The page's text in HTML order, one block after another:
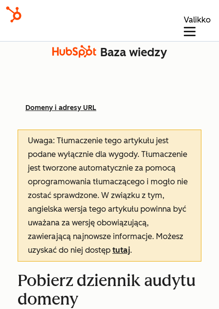
Valikko
Baza wiedzy
Domeny i adresy URL
Uwaga: Tłumaczenie tego artykułu jest
podane wyłącznie dla wygody. Tłumaczenie
jest tworzone automatycznie za pomocą
oprogramowania tłumaczącego i mogło nie
zostać sprawdzone. W związku z tym,
angielska wersja tego artykułu powinna być
uważana za wersję obowiązującą,
zawierającą najnowsze informacje. Możesz
uzyskać do niej dostęp tutaj.
Pobierz dziennik audytu
domeny